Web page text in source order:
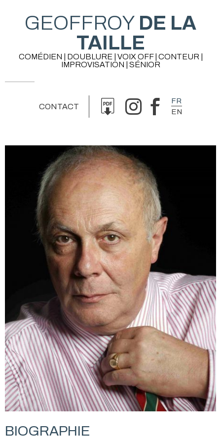
GEOFFROY DE LA
TAILLE
COMÉDIEN | DOUBLURE | VOIX OFF | CONTEUR |
IMPROVISATION | SÉNIOR
CONTACT
FR
EN
BIOGRAPHIE